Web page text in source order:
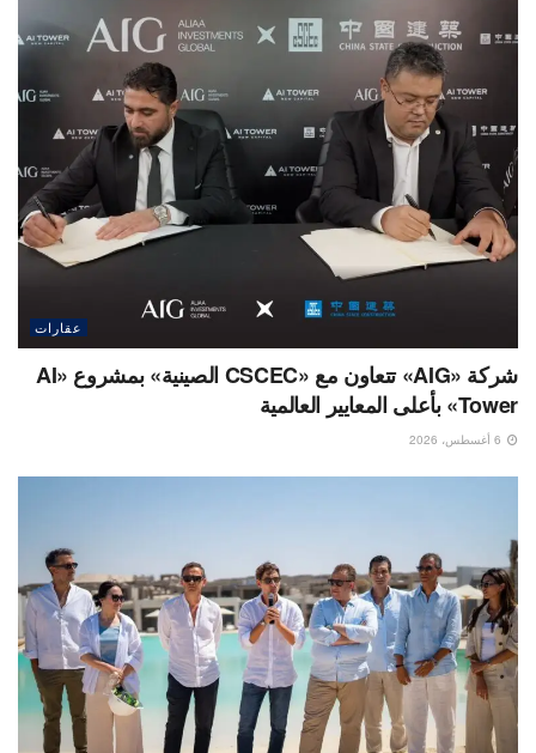
عقارات
شركة «AIG» تتعاون مع «CSCEC الصينية» بمشروع «AI
Tower» بأعلى المعايير العالمية